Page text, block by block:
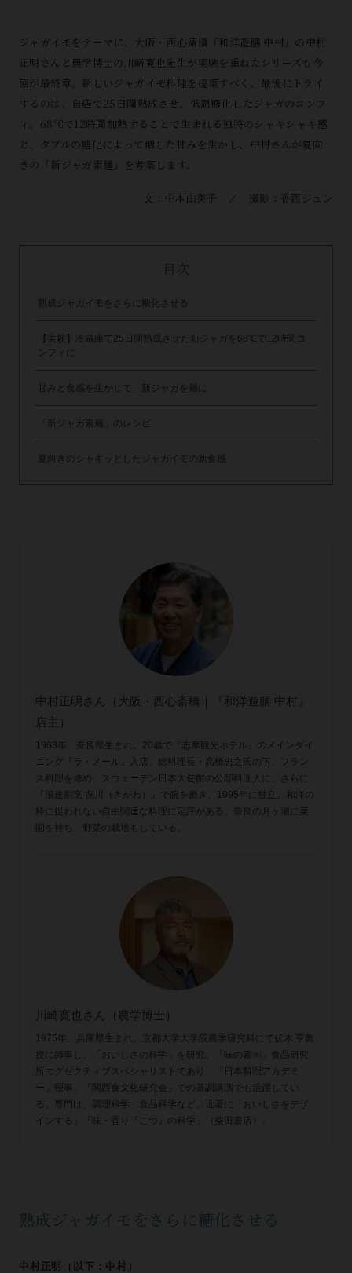
ジャガイモをテーマに、大阪・西心斎橋『和洋遊膳 中村』の中村
正明さんと農学博士の川崎寛也先生が実験を重ねたシリーズも今
回が最終章。新しいジャガイモ料理を提案すべく、最後にトライ
するのは、自店で25日間熟成させ、低温糖化したジャガのコンフ
ィ。68℃で12時間加熱することで生まれる独特のシャキシャキ感
と、ダブルの糖化によって増した甘みを生かし、中村さんが夏向
きの「新ジャガ素麺」を考案します。
文：中本由美子 ／ 撮影：香西ジュン
目次
熟成ジャガイモをさらに糖化させる
【実験】冷蔵庫で25日間熟成させた新ジャガを68℃で12時間コ
ンフィに
甘みと食感を生かして、新ジャガを麺に
「新ジャガ素麺」のレシピ
夏向きのシャキッとしたジャガイモの新食感
中村正明さん（大阪・西心斎橋｜『和洋遊膳 中村』
店主）
1963年、奈良県生まれ。20歳で『志摩観光ホテル』のメインダイ
ニング『ラ・メール』入店。総料理長・高橋忠之氏の下、フラン
ス料理を修め、スウェーデン日本大使館の公邸料理人に。さらに
『浪速割烹 㐂川（きがわ）』で腕を磨き、1995年に独立。和洋の
枠に捉われない自由闊達な料理に定評がある。奈良の月ヶ瀬に菜
園を持ち、野菜の栽培もしている。
川崎寛也さん（農学博士）
1975年、兵庫県生まれ。京都大学大学院農学研究科にて伏木 亨教
授に師事し、「おいしさの科学」を研究。「味の素㈱」食品研究
所エグゼクティブスペシャリストであり、「日本料理アカデミ
ー」理事。「関西食文化研究会」での基調講演でも活躍してい
る。専門は、調理科学、食品科学など。近著に「おいしさをデザ
インする」「味・香り『こつ』の科学」（柴田書店）。
熟成ジャガイモをさらに糖化させる
中村正明（以下：中村）